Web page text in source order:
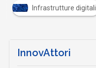
Infrastrutture digitali
InnovAttori